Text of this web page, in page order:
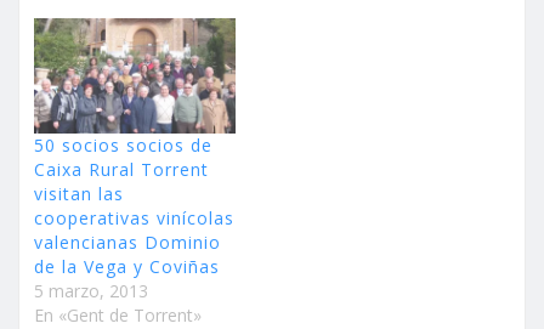
50 socios socios de
Caixa Rural Torrent
visitan las
cooperativas vinícolas
valencianas Dominio
de la Vega y Coviñas
5 marzo, 2013
En «Gent de Torrent»